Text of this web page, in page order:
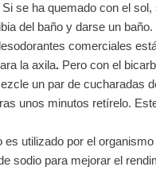
Si se ha quemado con el
del baño y darse un
comerciales
la axila.Pero con el
un par de cucharadas
unos minutos retírelo.
es utilizado por el
sodio para mejorar el